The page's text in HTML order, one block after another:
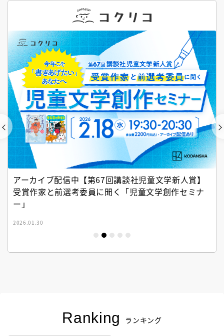
アーカイブ配信中【第67回講談社児童文学新人賞】
受賞作家と前選考委員に聞く「児童文学創作セミナ
ー」
2026.01.30
Ranking ランキング